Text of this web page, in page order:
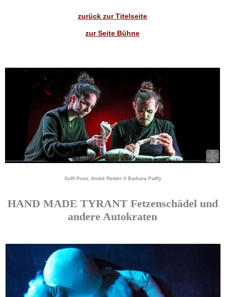
zurück zur Titelseite
zur Seite Bühne
Soffi Povo, André Reitter © Barbara Palffy
HAND MADE TYRANT Fetzenschädel und
andere Autokraten